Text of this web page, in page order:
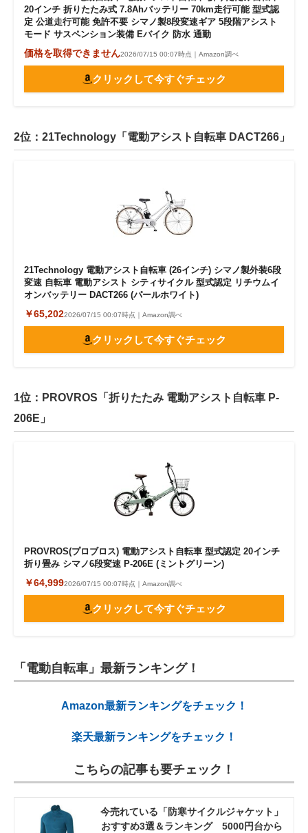
20インチ 折りたたみ式 7.8Ahバッテリー 70km走行可能 型式認
定 公道走行可能 免許不要 シマノ製8段変速ギア 5段階アシスト
モード サスペンション装備 Eバイク 防水 通勤
価格を取得できません2026/07/15 00:07時点｜Amazon調べ
クリックして今すぐチェック
2位：21Technology「電動アシスト自転車 DACT266」
21Technology 電動アシスト自転車 (26インチ) シマノ製外装6段
変速 自転車 電動アシスト シティサイクル 型式認定 リチウムイ
オンバッテリー DACT266 (パールホワイト)
￥65,2022026/07/15 00:07時点｜Amazon調べ
クリックして今すぐチェック
1位：PROVROS「折りたたみ 電動アシスト自転車 P-
206E」
PROVROS(プロブロス) 電動アシスト自転車 型式認定 20インチ
折り畳み シマノ6段変速 P-206E (ミントグリーン)
￥64,9992026/07/15 00:07時点｜Amazon調べ
クリックして今すぐチェック
「電動自転車」最新ランキング！
Amazon最新ランキングをチェック！
楽天最新ランキングをチェック！
こちらの記事も要チェック！
今売れている「防寒サイクルジャケット」
おすすめ3選＆ランキング 5000円台から